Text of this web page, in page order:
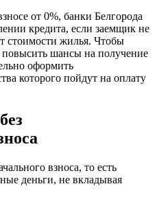
от 0%, банки Белгорода
кредита, если заемщик не
стоимости жилья. Чтобы
шансы на получение
оформить
которого пойдут на оплату
взноса, то есть
деньги, не вкладывая